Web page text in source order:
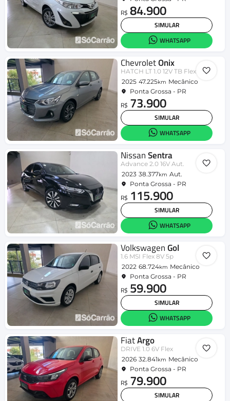
R$ 84.900
SIMULAR
WHATSAPP
ChevroletOnix
HATCH LT 1.0 12V TB Flex 5p Mec.
2025 47.225km Mecânico
Ponta Grossa - PR
R$ 73.900
SIMULAR
WHATSAPP
NissanSentra
Advance 2.0 16V Aut.
2023 38.377km Aut.
Ponta Grossa - PR
R$ 115.900
SIMULAR
WHATSAPP
VolkswagenGol
1.6 MSI Flex 8V 5p
2022 68.724km Mecânico
Ponta Grossa - PR
R$ 59.900
SIMULAR
WHATSAPP
FiatArgo
DRIVE 1.0 6V Flex
2026 32.841km Mecânico
Ponta Grossa - PR
R$ 79.900
SIMULAR